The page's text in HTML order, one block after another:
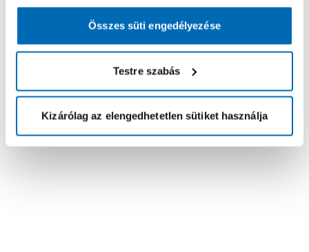
Összes süti engedélyezése
Testre szabás
Kizárólag az elengedhetetlen sütiket használja